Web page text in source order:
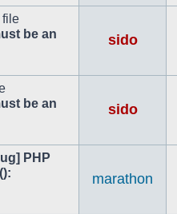
file
be an
sido
be an
sido
PHP
marathon